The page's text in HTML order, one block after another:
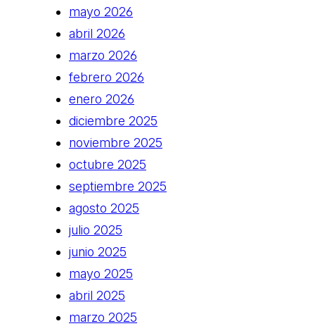
mayo 2026
abril 2026
marzo 2026
febrero 2026
enero 2026
diciembre 2025
noviembre 2025
octubre 2025
septiembre 2025
agosto 2025
julio 2025
junio 2025
mayo 2025
abril 2025
marzo 2025